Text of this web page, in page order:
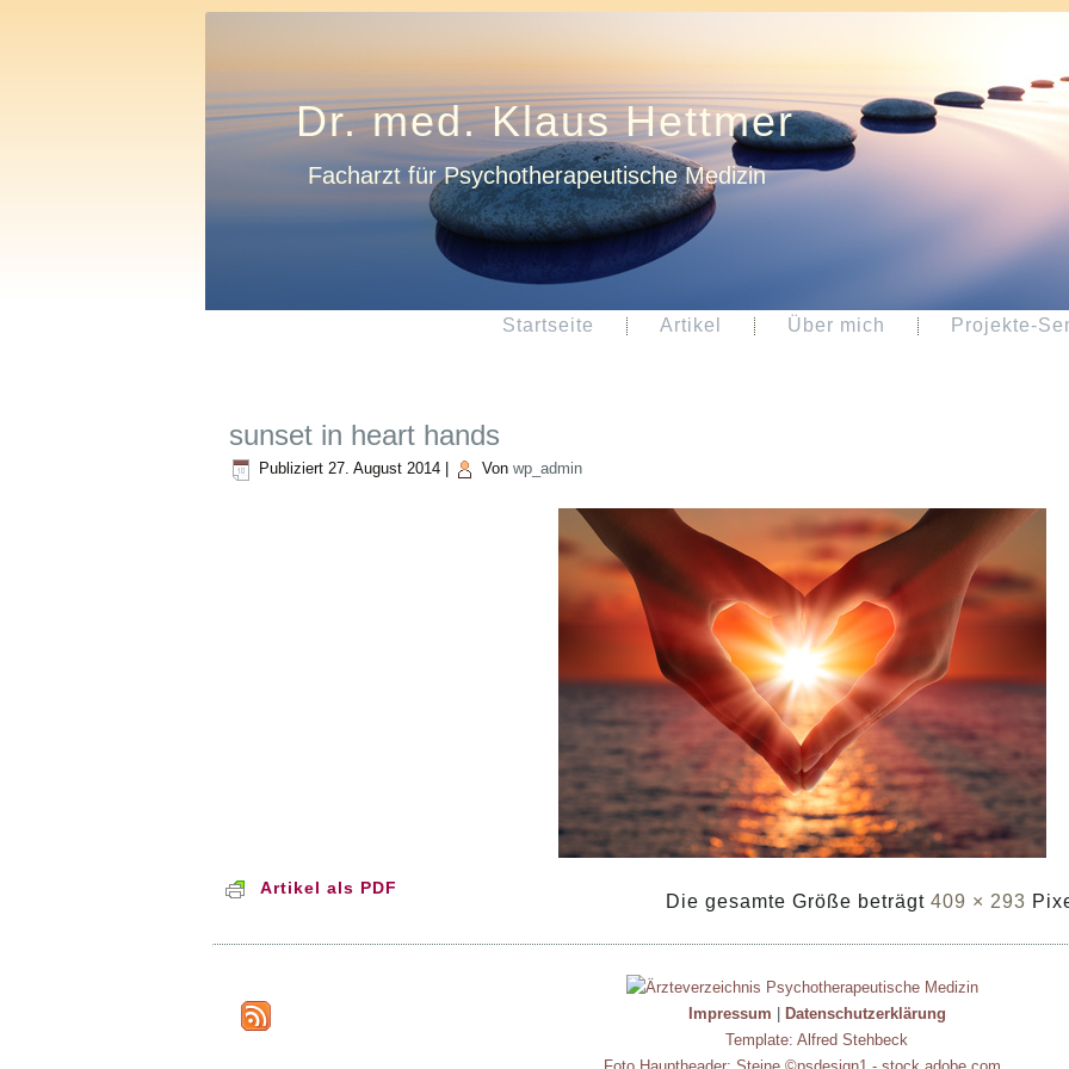
Dr. med. Klaus Hettmer
Facharzt für Psychotherapeutische Medizin
Startseite Artikel Über mich Projekte-
sunset in heart hands
Publiziert 27. August 2014 Von wp_admin
Artikel als PDF
Die gesamte Größe beträgt 409 × 293
Impressum
Datenschutzerklärung
Template: Alfred Stehbeck